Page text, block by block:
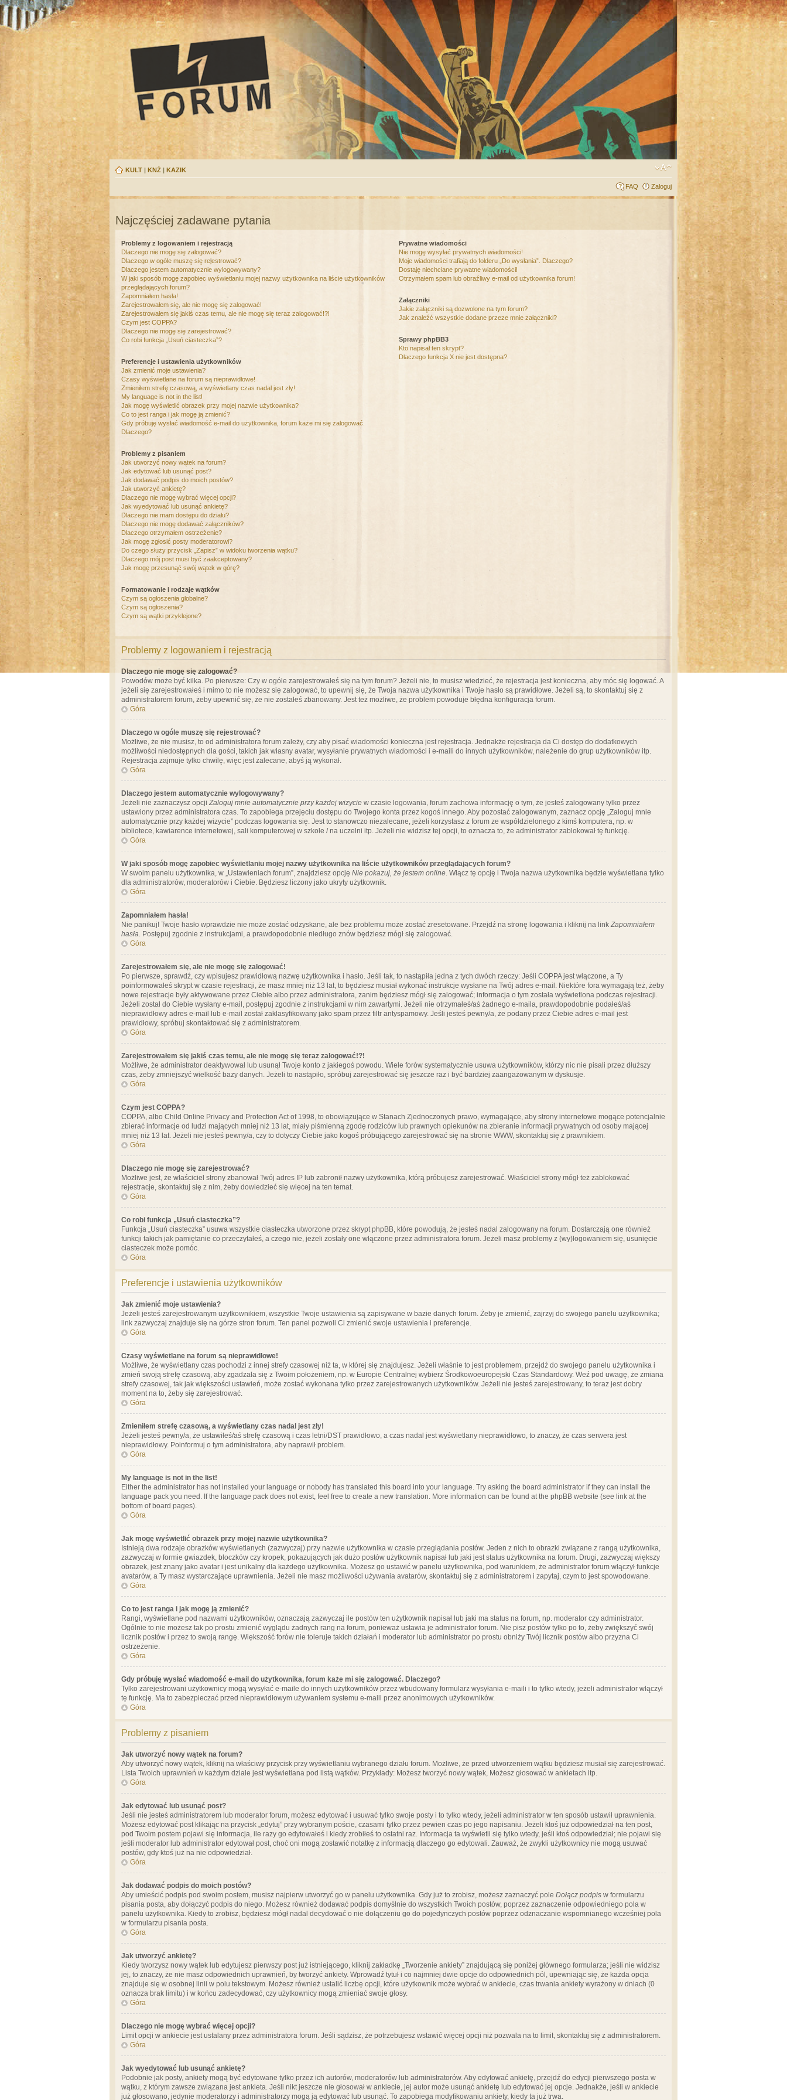
KULT | KNŻ | KAZIK
FAQ Zaloguj
Najczęściej zadawane pytania
Problemy z logowaniem i rejestracją
Dlaczego nie mogę się zalogować?
Dlaczego w ogóle muszę się rejestrować?
Dlaczego jestem automatycznie wylogowywany?
W jaki sposób mogę zapobiec wyświetlaniu mojej nazwy użytkownika na liście użytkowników
przeglądających forum?
Zapomniałem hasła!
Zarejestrowałem się, ale nie mogę się zalogować!
Zarejestrowałem się jakiś czas temu, ale nie mogę się teraz zalogować!?!
Czym jest COPPA?
Dlaczego nie mogę się zarejestrować?
Co robi funkcja „Usuń ciasteczka”?
Preferencje i ustawienia użytkowników
Jak zmienić moje ustawienia?
Czasy wyświetlane na forum są nieprawidłowe!
Zmieniłem strefę czasową, a wyświetlany czas nadal jest zły!
My language is not in the list!
Jak mogę wyświetlić obrazek przy mojej nazwie użytkownika?
Co to jest ranga i jak mogę ją zmienić?
Gdy próbuję wysłać wiadomość e-mail do użytkownika, forum każe mi się zalogować.
Dlaczego?
Problemy z pisaniem
Jak utworzyć nowy wątek na forum?
Jak edytować lub usunąć post?
Jak dodawać podpis do moich postów?
Jak utworzyć ankietę?
Dlaczego nie mogę wybrać więcej opcji?
Jak wyedytować lub usunąć ankietę?
Dlaczego nie mam dostępu do działu?
Dlaczego nie mogę dodawać załączników?
Dlaczego otrzymałem ostrzeżenie?
Jak mogę zgłosić posty moderatorowi?
Do czego służy przycisk „Zapisz” w widoku tworzenia wątku?
Dlaczego mój post musi być zaakceptowany?
Jak mogę przesunąć swój wątek w górę?
Formatowanie i rodzaje wątków
Czym są ogłoszenia globalne?
Czym są ogłoszenia?
Czym są wątki przyklejone?
Prywatne wiadomości
Nie mogę wysyłać prywatnych wiadomości!
Moje wiadomości trafiają do folderu „Do wysłania”. Dlaczego?
Dostaję niechciane prywatne wiadomości!
Otrzymałem spam lub obraźliwy e-mail od użytkownika forum!
Załączniki
Jakie załączniki są dozwolone na tym forum?
Jak znaleźć wszystkie dodane przeze mnie załączniki?
Sprawy phpBB3
Kto napisał ten skrypt?
Dlaczego funkcja X nie jest dostępna?
Problemy z logowaniem i rejestracją
Dlaczego nie mogę się zalogować?
Powodów może być kilka. Po pierwsze: Czy w ogóle zarejestrowałeś się na tym forum? Jeżeli nie, to musisz wiedzieć, że rejestracja jest konieczna, aby móc się logować. A
jeżeli się zarejestrowałeś i mimo to nie możesz się zalogować, to upewnij się, że Twoja nazwa użytkownika i Twoje hasło są prawidłowe. Jeżeli są, to skontaktuj się z
administratorem forum, żeby upewnić się, że nie zostałeś zbanowany. Jest też możliwe, że problem powoduje błędna konfiguracja forum.
Góra
Dlaczego w ogóle muszę się rejestrować?
Możliwe, że nie musisz, to od administratora forum zależy, czy aby pisać wiadomości konieczna jest rejestracja. Jednakże rejestracja da Ci dostęp do dodatkowych
możliwości niedostępnych dla gości, takich jak własny avatar, wysyłanie prywatnych wiadomości i e-maili do innych użytkowników, należenie do grup użytkowników itp.
Rejestracja zajmuje tylko chwilę, więc jest zalecane, abyś ją wykonał.
Góra
Dlaczego jestem automatycznie wylogowywany?
Jeżeli nie zaznaczysz opcji Zaloguj mnie automatycznie przy każdej wizycie w czasie logowania, forum zachowa informację o tym, że jesteś zalogowany tylko przez
ustawiony przez administratora czas. To zapobiega przejęciu dostępu do Twojego konta przez kogoś innego. Aby pozostać zalogowanym, zaznacz opcję „Zaloguj mnie
automatycznie przy każdej wizycie” podczas logowania się. Jest to stanowczo niezalecane, jeżeli korzystasz z forum ze współdzielonego z kimś komputera, np. w
bibliotece, kawiarence internetowej, sali komputerowej w szkole / na uczelni itp. Jeżeli nie widzisz tej opcji, to oznacza to, że administrator zablokował tę funkcję.
Góra
W jaki sposób mogę zapobiec wyświetlaniu mojej nazwy użytkownika na liście użytkowników przeglądających forum?
W swoim panelu użytkownika, w „Ustawieniach forum”, znajdziesz opcję Nie pokazuj, że jestem online. Włącz tę opcję i Twoja nazwa użytkownika będzie wyświetlana tylko
dla administratorów, moderatorów i Ciebie. Będziesz liczony jako ukryty użytkownik.
Góra
Zapomniałem hasła!
Nie panikuj! Twoje hasło wprawdzie nie może zostać odzyskane, ale bez problemu może zostać zresetowane. Przejdź na stronę logowania i kliknij na link Zapomniałem
hasła. Postępuj zgodnie z instrukcjami, a prawdopodobnie niedługo znów będziesz mógł się zalogować.
Góra
Zarejestrowałem się, ale nie mogę się zalogować!
Po pierwsze, sprawdź, czy wpisujesz prawidłową nazwę użytkownika i hasło. Jeśli tak, to nastąpiła jedna z tych dwóch rzeczy: Jeśli COPPA jest włączone, a Ty
poinformowałeś skrypt w czasie rejestracji, że masz mniej niż 13 lat, to będziesz musiał wykonać instrukcje wysłane na Twój adres e-mail. Niektóre fora wymagają też, żeby
nowe rejestracje były aktywowane przez Ciebie albo przez administratora, zanim będziesz mógł się zalogować; informacja o tym została wyświetlona podczas rejestracji.
Jeżeli został do Ciebie wysłany e-mail, postępuj zgodnie z instrukcjami w nim zawartymi. Jeżeli nie otrzymałeś/aś żadnego e-maila, prawdopodobnie podałeś/aś
nieprawidłowy adres e-mail lub e-mail został zaklasyfikowany jako spam przez filtr antyspamowy. Jeśli jesteś pewny/a, że podany przez Ciebie adres e-mail jest
prawidłowy, spróbuj skontaktować się z administratorem.
Góra
Zarejestrowałem się jakiś czas temu, ale nie mogę się teraz zalogować!?!
Możliwe, że administrator deaktywował lub usunął Twoje konto z jakiegoś powodu. Wiele forów systematycznie usuwa użytkowników, którzy nic nie pisali przez dłuższy
czas, żeby zmniejszyć wielkość bazy danych. Jeżeli to nastąpiło, spróbuj zarejestrować się jeszcze raz i być bardziej zaangażowanym w dyskusje.
Góra
Czym jest COPPA?
COPPA, albo Child Online Privacy and Protection Act of 1998, to obowiązujące w Stanach Zjednoczonych prawo, wymagające, aby strony internetowe mogące potencjalnie
zbierać informacje od ludzi mających mniej niż 13 lat, miały piśmienną zgodę rodziców lub prawnych opiekunów na zbieranie informacji prywatnych od osoby mającej
mniej niż 13 lat. Jeżeli nie jesteś pewny/a, czy to dotyczy Ciebie jako kogoś próbującego zarejestrować się na stronie WWW, skontaktuj się z prawnikiem.
Góra
Dlaczego nie mogę się zarejestrować?
Możliwe jest, że właściciel strony zbanował Twój adres IP lub zabronił nazwy użytkownika, którą próbujesz zarejestrować. Właściciel strony mógł też zablokować
rejestracje, skontaktuj się z nim, żeby dowiedzieć się więcej na ten temat.
Góra
Co robi funkcja „Usuń ciasteczka”?
Funkcja „Usuń ciasteczka” usuwa wszystkie ciasteczka utworzone przez skrypt phpBB, które powodują, że jesteś nadal zalogowany na forum. Dostarczają one również
funkcji takich jak pamiętanie co przeczytałeś, a czego nie, jeżeli zostały one włączone przez administratora forum. Jeżeli masz problemy z (wy)logowaniem się, usunięcie
ciasteczek może pomóc.
Góra
Preferencje i ustawienia użytkowników
Jak zmienić moje ustawienia?
Jeżeli jesteś zarejestrowanym użytkownikiem, wszystkie Twoje ustawienia są zapisywane w bazie danych forum. Żeby je zmienić, zajrzyj do swojego panelu użytkownika;
link zazwyczaj znajduje się na górze stron forum. Ten panel pozwoli Ci zmienić swoje ustawienia i preferencje.
Góra
Czasy wyświetlane na forum są nieprawidłowe!
Możliwe, że wyświetlany czas pochodzi z innej strefy czasowej niż ta, w której się znajdujesz. Jeżeli właśnie to jest problemem, przejdź do swojego panelu użytkownika i
zmień swoją strefę czasową, aby zgadzała się z Twoim położeniem, np. w Europie Centralnej wybierz Środkowoeuropejski Czas Standardowy. Weź pod uwagę, że zmiana
strefy czasowej, tak jak większości ustawień, może zostać wykonana tylko przez zarejestrowanych użytkowników. Jeżeli nie jesteś zarejestrowany, to teraz jest dobry
moment na to, żeby się zarejestrować.
Góra
Zmieniłem strefę czasową, a wyświetlany czas nadal jest zły!
Jeżeli jesteś pewny/a, że ustawiłeś/aś strefę czasową i czas letni/DST prawidłowo, a czas nadal jest wyświetlany nieprawidłowo, to znaczy, że czas serwera jest
nieprawidłowy. Poinformuj o tym administratora, aby naprawił problem.
Góra
My language is not in the list!
Either the administrator has not installed your language or nobody has translated this board into your language. Try asking the board administrator if they can install the
language pack you need. If the language pack does not exist, feel free to create a new translation. More information can be found at the phpBB website (see link at the
bottom of board pages).
Góra
Jak mogę wyświetlić obrazek przy mojej nazwie użytkownika?
Istnieją dwa rodzaje obrazków wyświetlanych (zazwyczaj) przy nazwie użytkownika w czasie przeglądania postów. Jeden z nich to obrazki związane z rangą użytkownika,
zazwyczaj w formie gwiazdek, bloczków czy kropek, pokazujących jak dużo postów użytkownik napisał lub jaki jest status użytkownika na forum. Drugi, zazwyczaj większy
obrazek, jest znany jako avatar i jest unikalny dla każdego użytkownika. Możesz go ustawić w panelu użytkownika, pod warunkiem, że administrator forum włączył funkcje
avatarów, a Ty masz wystarczające uprawnienia. Jeżeli nie masz możliwości używania avatarów, skontaktuj się z administratorem i zapytaj, czym to jest spowodowane.
Góra
Co to jest ranga i jak mogę ją zmienić?
Rangi, wyświetlane pod nazwami użytkowników, oznaczają zazwyczaj ile postów ten użytkownik napisał lub jaki ma status na forum, np. moderator czy administrator.
Ogólnie to nie możesz tak po prostu zmienić wyglądu żadnych rang na forum, ponieważ ustawia je administrator forum. Nie pisz postów tylko po to, żeby zwiększyć swój
licznik postów i przez to swoją rangę. Większość forów nie toleruje takich działań i moderator lub administrator po prostu obniży Twój licznik postów albo przyzna Ci
ostrzeżenie.
Góra
Gdy próbuję wysłać wiadomość e-mail do użytkownika, forum każe mi się zalogować. Dlaczego?
Tylko zarejestrowani użytkownicy mogą wysyłać e-maile do innych użytkowników przez wbudowany formularz wysyłania e-maili i to tylko wtedy, jeżeli administrator włączył
tę funkcję. Ma to zabezpieczać przed nieprawidłowym używaniem systemu e-maili przez anonimowych użytkowników.
Góra
Problemy z pisaniem
Jak utworzyć nowy wątek na forum?
Aby utworzyć nowy wątek, kliknij na właściwy przycisk przy wyświetlaniu wybranego działu forum. Możliwe, że przed utworzeniem wątku będziesz musiał się zarejestrować.
Lista Twoich uprawnień w każdym dziale jest wyświetlana pod listą wątków. Przykłady: Możesz tworzyć nowy wątek, Możesz głosować w ankietach itp.
Góra
Jak edytować lub usunąć post?
Jeśli nie jesteś administratorem lub moderator forum, możesz edytować i usuwać tylko swoje posty i to tylko wtedy, jeżeli administrator w ten sposób ustawił uprawnienia.
Możesz edytować post klikając na przycisk „edytuj” przy wybranym poście, czasami tylko przez pewien czas po jego napisaniu. Jeżeli ktoś już odpowiedział na ten post,
pod Twoim postem pojawi się informacja, ile razy go edytowałeś i kiedy zrobiłeś to ostatni raz. Informacja ta wyświetli się tylko wtedy, jeśli ktoś odpowiedział; nie pojawi się
jeśli moderator lub administrator edytował post, choć oni mogą zostawić notatkę z informacją dlaczego go edytowali. Zauważ, że zwykli użytkownicy nie mogą usuwać
postów, gdy ktoś już na nie odpowiedział.
Góra
Jak dodawać podpis do moich postów?
Aby umieścić podpis pod swoim postem, musisz najpierw utworzyć go w panelu użytkownika. Gdy już to zrobisz, możesz zaznaczyć pole Dołącz podpis w formularzu
pisania posta, aby dołączyć podpis do niego. Możesz również dodawać podpis domyślnie do wszystkich Twoich postów, poprzez zaznaczenie odpowiedniego pola w
panelu użytkownika. Kiedy to zrobisz, będziesz mógł nadal decydować o nie dołączeniu go do pojedynczych postów poprzez odznaczanie wspomnianego wcześniej pola
w formularzu pisania posta.
Góra
Jak utworzyć ankietę?
Kiedy tworzysz nowy wątek lub edytujesz pierwszy post już istniejącego, kliknij zakładkę „Tworzenie ankiety” znajdującą się poniżej głównego formularza; jeśli nie widzisz
jej, to znaczy, że nie masz odpowiednich uprawnień, by tworzyć ankiety. Wprowadź tytuł i co najmniej dwie opcje do odpowiednich pól, upewniając się, że każda opcja
znajduje się w osobnej linii w polu tekstowym. Możesz również ustalić liczbę opcji, które użytkownik może wybrać w ankiecie, czas trwania ankiety wyrażony w dniach (0
oznacza brak limitu) i w końcu zadecydować, czy użytkownicy mogą zmieniać swoje głosy.
Góra
Dlaczego nie mogę wybrać więcej opcji?
Limit opcji w ankiecie jest ustalany przez administratora forum. Jeśli sądzisz, że potrzebujesz wstawić więcej opcji niż pozwala na to limit, skontaktuj się z administratorem.
Góra
Jak wyedytować lub usunąć ankietę?
Podobnie jak posty, ankiety mogą być edytowane tylko przez ich autorów, moderatorów lub administratorów. Aby edytować ankietę, przejdź do edycji pierwszego posta w
wątku, z którym zawsze związana jest ankieta. Jeśli nikt jeszcze nie głosował w ankiecie, jej autor może usunąć ankietę lub edytować jej opcje. Jednakże, jeśli w ankiecie
już głosowano, jedynie moderatorzy i administratorzy mogą ją edytować lub usunąć. To zapobiega modyfikowaniu ankiety, kiedy ta już trwa.